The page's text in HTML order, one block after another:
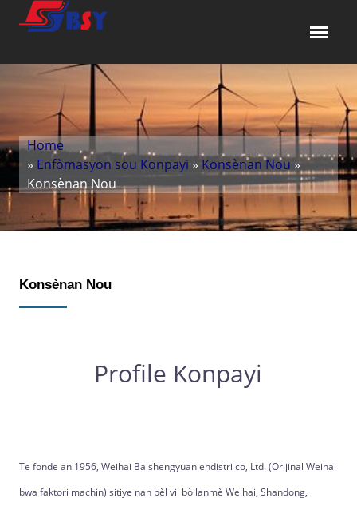
Home
» Enfòmasyon sou Konpayi » Konsènan Nou »
Konsènan Nou
Konsènan Nou
Profile Konpayi
Te fonde an 1956, Weihai Baishengyuan endistri co, Ltd. (Orijinal Weihai
bwa faktori machin) sitiye nan bèl vil bò lanmè Weihai, Shandong,